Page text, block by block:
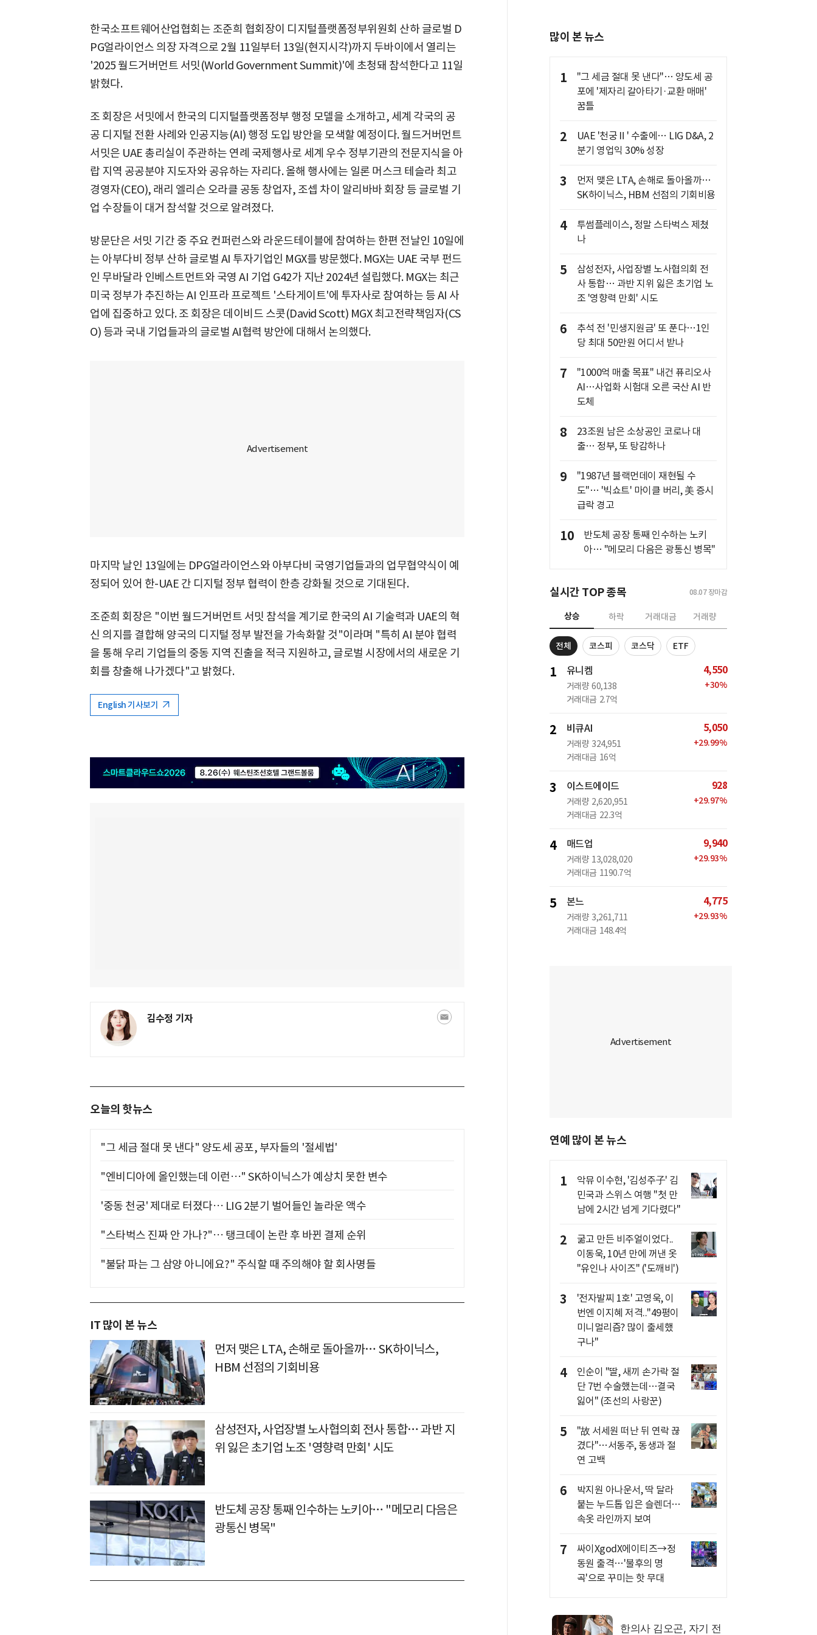
한국소프트웨어산업협회는 조준희 협회장이 디지털플랫폼정부위원회 산하 글로벌 D
PG얼라이언스 의장 자격으로 2월 11일부터 13일(현지시각)까지 두바이에서 열리는
'2025 월드거버먼트 서밋(World Government Summit)'에 초청돼 참석한다고 11일
밝혔다.
조 회장은 서밋에서 한국의 디지털플랫폼정부 행정 모델을 소개하고, 세계 각국의 공
공 디지털 전환 사례와 인공지능(AI) 행정 도입 방안을 모색할 예정이다. 월드거버먼트
서밋은 UAE 총리실이 주관하는 연례 국제행사로 세계 우수 정부기관의 전문지식을 아
랍 지역 공공분야 지도자와 공유하는 자리다. 올해 행사에는 일론 머스크 테슬라 최고
경영자(CEO), 래리 엘리슨 오라클 공동 창업자, 조셉 차이 알리바바 회장 등 글로벌 기
업 수장들이 대거 참석할 것으로 알려졌다.
방문단은 서밋 기간 중 주요 컨퍼런스와 라운드테이블에 참여하는 한편 전날인 10일에
는 아부다비 정부 산하 글로벌 AI 투자기업인 MGX를 방문했다. MGX는 UAE 국부 펀드
인 무바달라 인베스트먼트와 국영 AI 기업 G42가 지난 2024년 설립했다. MGX는 최근
미국 정부가 추진하는 AI 인프라 프로젝트 '스타게이트'에 투자사로 참여하는 등 AI 사
업에 집중하고 있다. 조 회장은 데이비드 스콧(David Scott) MGX 최고전략책임자(CS
O) 등과 국내 기업들과의 글로벌 AI협력 방안에 대해서 논의했다.
마지막 날인 13일에는 DPG얼라이언스와 아부다비 국영기업들과의 업무협약식이 예
정되어 있어 한-UAE 간 디지털 정부 협력이 한층 강화될 것으로 기대된다.
조준희 회장은 "이번 월드거버먼트 서밋 참석을 계기로 한국의 AI 기술력과 UAE의 혁
신 의지를 결합해 양국의 디지털 정부 발전을 가속화할 것"이라며 "특히 AI 분야 협력
을 통해 우리 기업들의 중동 지역 진출을 적극 지원하고, 글로벌 시장에서의 새로운 기
회를 창출해 나가겠다"고 밝혔다.
English 기사보기
김수정 기자
오늘의 핫뉴스
"그 세금 절대 못 낸다" 양도세 공포, 부자들의 '절세법'
"엔비디아에 올인했는데 이런…" SK하이닉스가 예상치 못한 변수
'중동 천궁' 제대로 터졌다… LIG 2분기 벌어들인 놀라운 액수
"스타벅스 진짜 안 가나?"… 탱크데이 논란 후 바뀐 결제 순위
"불닭 파는 그 삼양 아니에요?" 주식할 때 주의해야 할 회사명들
IT 많이 본 뉴스
먼저 맺은 LTA, 손해로 돌아올까… SK하이닉스,
HBM 선점의 기회비용
삼성전자, 사업장별 노사협의회 전사 통합… 과반 지
위 잃은 초기업 노조 '영향력 만회' 시도
반도체 공장 통째 인수하는 노키아… "메모리 다음은
광통신 병목"
많이 본 뉴스
1
"그 세금 절대 못 낸다"… 양도세 공
포에 '제자리 갈아타기·교환 매매'
꿈틀
2
UAE '천궁Ⅱ' 수출에… LIG D&A, 2
분기 영업익 30% 성장
3
먼저 맺은 LTA, 손해로 돌아올까…
SK하이닉스, HBM 선점의 기회비용
4
투썸플레이스, 정말 스타벅스 제쳤
나
5
삼성전자, 사업장별 노사협의회 전
사 통합… 과반 지위 잃은 초기업 노
조 '영향력 만회' 시도
6
추석 전 '민생지원금' 또 푼다…1인
당 최대 50만원 어디서 받나
7
"1000억 매출 목표" 내건 퓨리오사
AI…사업화 시험대 오른 국산 AI 반
도체
8
23조원 남은 소상공인 코로나 대
출… 정부, 또 탕감하나
9
"1987년 블랙먼데이 재현될 수
도"… '빅쇼트' 마이클 버리, 美 증시
급락 경고
10
반도체 공장 통째 인수하는 노키
아… "메모리 다음은 광통신 병목"
실시간 TOP 종목 08.07 장마감
상승 하락 거래대금 거래량
전체 코스피 코스닥 ETF
1 유니켐
거래량 60,138
거래대금 2.7억
4,550
+30%
2 비큐AI
거래량 324,951
거래대금 16억
5,050
+29.99%
3 이스트에이드
거래량 2,620,951
거래대금 22.3억
928
+29.97%
4 매드업
거래량 13,028,020
거래대금 1190.7억
9,940
+29.93%
5 본느
거래량 3,261,711
거래대금 148.4억
4,775
+29.93%
연예 많이 본 뉴스
1
악뮤 이수현, '김성주子' 김
민국과 스위스 여행 "첫 만
남에 2시간 넘게 기다렸다"
2
굶고 만든 비주얼이었다..
이동욱, 10년 만에 꺼낸 옷
"유인나 사이즈" ('도깨비')
3
'전자발찌 1호' 고영욱, 이
번엔 이지혜 저격.."49평이
미니멀리즘? 많이 출세했
구나"
4
인순이 "딸, 새끼 손가락 절
단 7번 수술했는데…결국
잃어" (조선의 사랑꾼)
5
"故 서세원 떠난 뒤 연락 끊
겼다"…서동주, 동생과 절
연 고백
6
박지원 아나운서, 딱 달라
붙는 누드톱 입은 슬렌더…
속옷 라인까지 보여
7
싸이XgodX에이티즈→정
동원 출격…'불후의 명
곡'으로 꾸미는 핫 무대